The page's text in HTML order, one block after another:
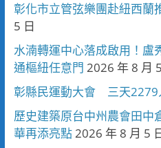
彰化市立管弦樂團赴紐西蘭
5 日
水湳轉運中心落成啟用！盧
通樞紐任意門 2026 年 8 月
彰縣民運動大會 三天2279
歷史建築原台中州農會田
華再添亮點2026 年 8 月 5